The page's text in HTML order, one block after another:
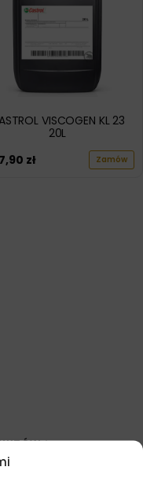
VISCOGEN KL 23
20L
zł Zamów